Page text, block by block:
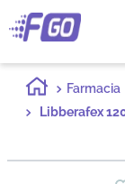
Farmacia
Libberafex